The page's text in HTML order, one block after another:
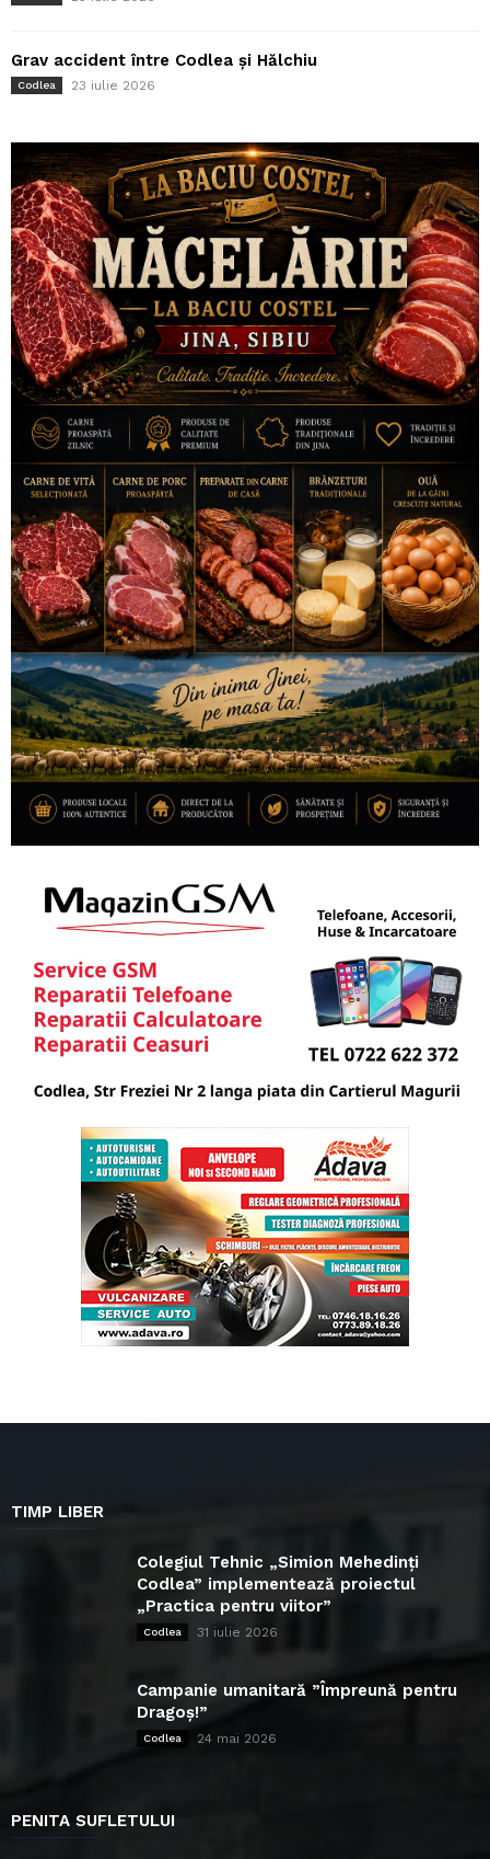
Grav accident între Codlea și Hălchiu
Codlea 23 iulie 2026
TIMP LIBER
Colegiul Tehnic „Simion Mehedinți
Codlea” implementează proiectul
„Practica pentru viitor”
Codlea 31 iulie 2026
Campanie umanitară ”Împreună pentru
Dragoș!”
Codlea 24 mai 2026
PENITA SUFLETULUI